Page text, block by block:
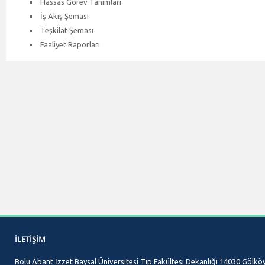
İş Akış Şeması
Teşkilat Şeması
Faaliyet Raporları
İLETIŞIM
Bolu Abant İzzet Baysal Üniversitesi Tıp Fakültesi Dekanlığı 14030